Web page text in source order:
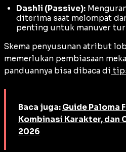
Dashli (Passive):
diterima saat melompat
penting untuk manuver
Skema penyusunan atribut
memerlukan pembiasaan
panduannya bisa dibaca di
Baca juga: Guide Paloma
Kombinasi Karakter, dan
2026